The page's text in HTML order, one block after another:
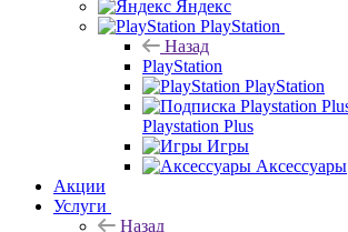
Яндекс
PlayStation
Назад
PlayStation
PlayStation
Playstation Plus
Игры
Аксессуары
Акции
Услуги
Назад